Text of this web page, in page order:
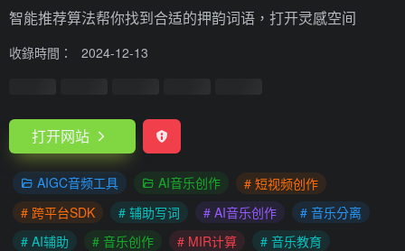
智能推荐算法帮你找到合适的押韵词语，打开灵感空间
收錄時間： 2024-12-13
打开网站
AIGC音频工具 AI音乐创作
# 短视频创作
# 跨平台SDK
# 辅助写词 # AI音乐创作
# 音乐分离
# AI辅助
# 音乐创作 # MIR计算
# 音乐教育